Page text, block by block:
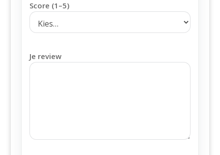
Score (1–5)
Je review